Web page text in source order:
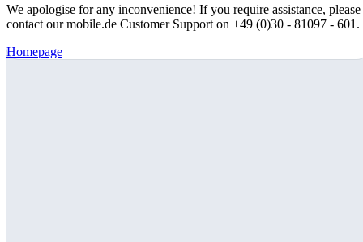
We apologise for any inconvenience! If you require assistance, please
contact our mobile.de Customer Support on +49 (0)30 - 81097 - 601.
Homepage